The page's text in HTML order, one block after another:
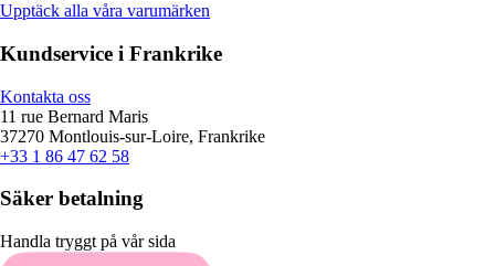
Upptäck alla våra varumärken
Kundservice i Frankrike
Kontakta oss
11 rue Bernard Maris
37270 Montlouis-sur-Loire, Frankrike
+33 1 86 47 62 58
Säker betalning
Handla tryggt på vår sida